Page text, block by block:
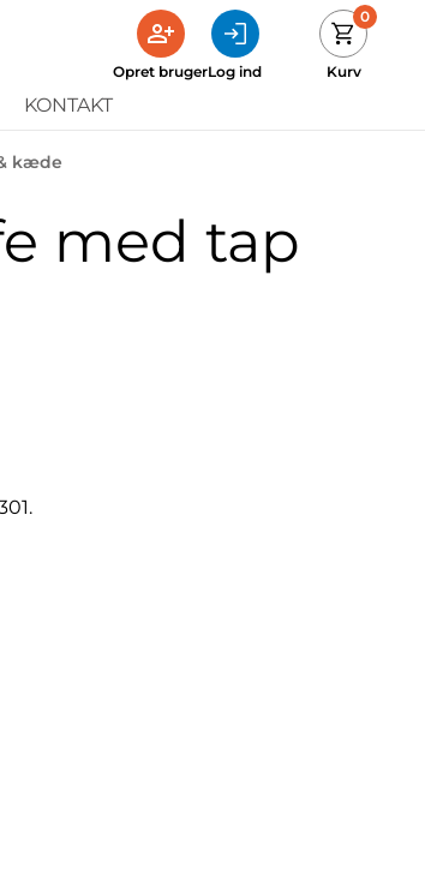
Opret brugerLog ind
0
Kurv
KONTAKT
kæde
med tap